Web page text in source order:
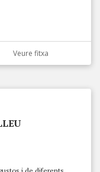
Veure fitxa